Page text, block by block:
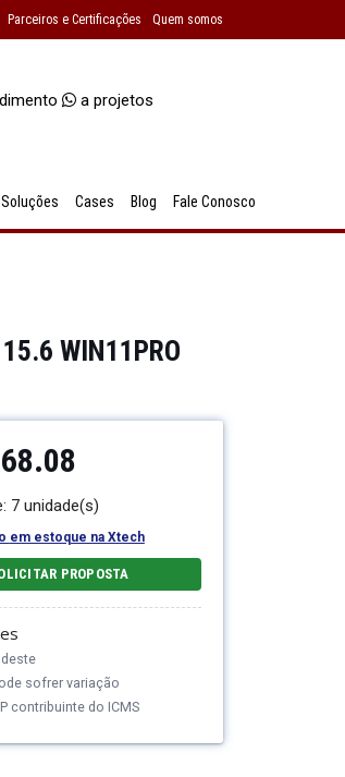
Parceiros e Certificações Quem somos
a projetos
Cases Blog Fale Conosco
WIN11PRO
7 unidade(s)
em estoque na Xtech
PROPOSTA
sofrer variação
contribuinte do ICMS